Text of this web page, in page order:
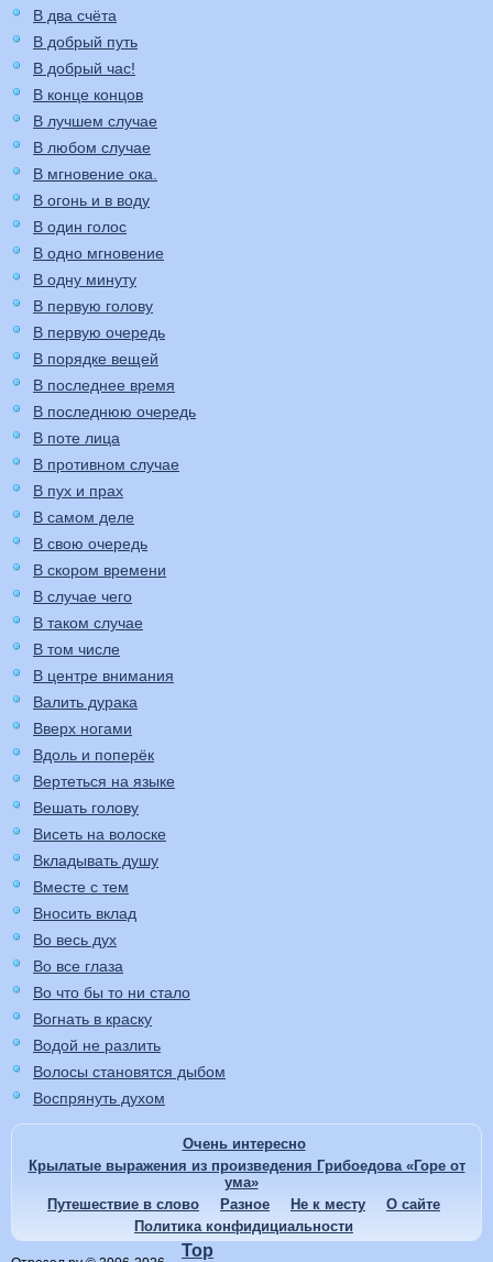
В два счёта
В добрый путь
В добрый час!
В конце концов
В лучшем случае
В любом случае
В мгновение ока.
В огонь и в воду
В один голос
В одно мгновение
В одну минуту
В первую голову
В первую очередь
В порядке вещей
В последнее время
В последнюю очередь
В поте лица
В противном случае
В пух и прах
В самом деле
В свою очередь
В скором времени
В случае чего
В таком случае
В том числе
В центре внимания
Валить дурака
Вверх ногами
Вдоль и поперёк
Вертеться на языке
Вешать голову
Висеть на волоске
Вкладывать душу
Вместе с тем
Вносить вклад
Во весь дух
Во все глаза
Во что бы то ни стало
Вогнать в краску
Водой не разлить
Волосы становятся дыбом
Воспрянуть духом
Очень интересно
Крылатые выражения из произведения Грибоедова «Горе от
ума»
Путешествие в слово
Разное Не к месту
О сайте
Политика конфидициальности
Top